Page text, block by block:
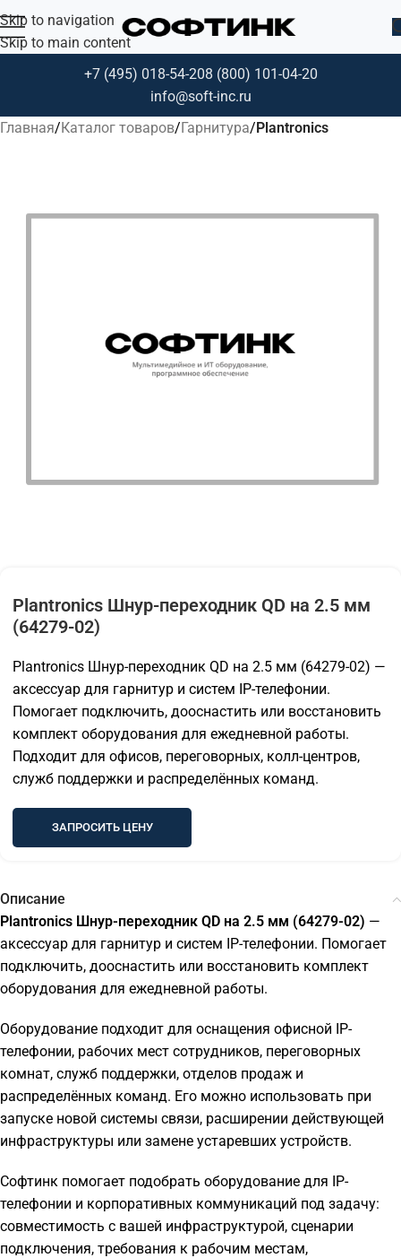
Skip to navigation
Skip to main content
+7 (495) 018-54-208 (800) 101-04-20
info@soft-inc.ru
Главная Каталог товаров Гарнитура Plantronics
Plantronics Шнур-переходник QD на 2.5 мм
(64279-02)
Plantronics Шнур-переходник QD на 2.5 мм (64279-02) —
аксессуар для гарнитур и систем IP-телефонии.
Помогает подключить, дооснастить или восстановить
комплект оборудования для ежедневной работы.
Подходит для офисов, переговорных, колл-центров,
служб поддержки и распределённых команд.
ЗАПРОСИТЬ ЦЕНУ
Описание
Plantronics Шнур-переходник QD на 2.5 мм (64279-02) —
аксессуар для гарнитур и систем IP-телефонии. Помогает
подключить, дооснастить или восстановить комплект
оборудования для ежедневной работы.
Оборудование подходит для оснащения офисной IP-
телефонии, рабочих мест сотрудников, переговорных
комнат, служб поддержки, отделов продаж и
распределённых команд. Его можно использовать при
запуске новой системы связи, расширении действующей
инфраструктуры или замене устаревших устройств.
Софтинк помогает подобрать оборудование для IP-
телефонии и корпоративных коммуникаций под задачу:
совместимость с вашей инфраструктурой, сценарии
подключения, требования к рабочим местам,